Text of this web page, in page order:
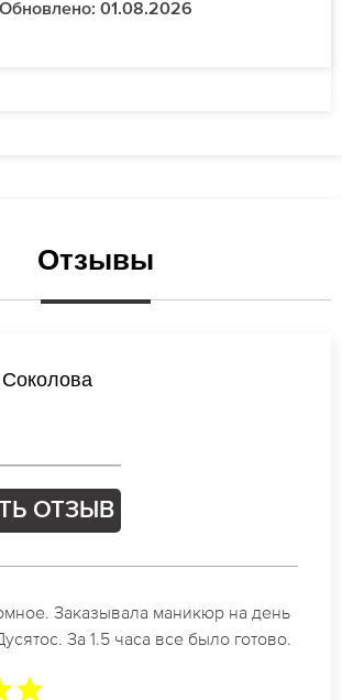
Обновлено: 01.08.2026
Отзывы
ОТЗЫВ
своего дела по
Замечательный результат.